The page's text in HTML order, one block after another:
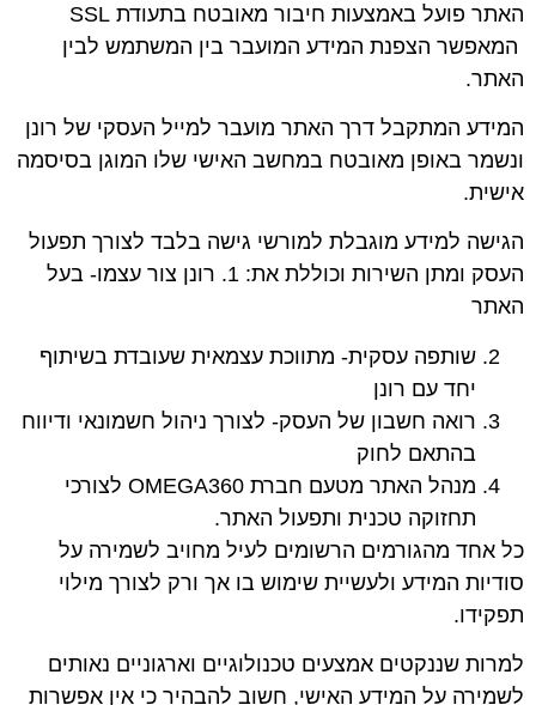
האתר פועל באמצעות חיבור מאובטח בתעודת SSL
המאפשר הצפנת המידע המועבר בין המשתמש לבין
האתר.
המידע המתקבל דרך האתר מועבר למייל העסקי של רונן
ונשמר באופן מאובטח במחשב האישי שלו המוגן בסיסמה
אישית.
הגישה למידע מוגבלת למורשי גישה בלבד לצורך תפעול
העסק ומתן השירות וכוללת את: 1. רונן צור עצמו- בעל
האתר
שותפה עסקית- מתווכת עצמאית שעובדת בשיתוף
יחד עם רונן
רואה חשבון של העסק- לצורך ניהול חשמונאי ודיווח
בהתאם לחוק
מנהל האתר מטעם חברת OMEGA360 לצורכי
תחזוקה טכנית ותפעול האתר.
כל אחד מהגורמים הרשומים לעיל מחויב לשמירה על
סודיות המידע ולעשיית שימוש בו אך ורק לצורך מילוי
תפקידו.
למרות שננקטים אמצעים טכנולוגיים וארגוניים נאותים
לשמירה על המידע האישי, חשוב להבהיר כי אין אפשרות